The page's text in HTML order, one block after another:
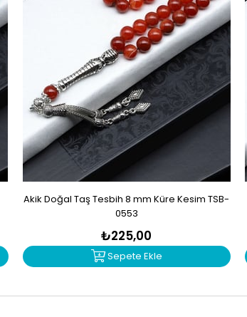
Akik Doğal Taş Tesbih 8 mm Küre Kesim TSB-
0553
₺225,00
Sepete Ekle